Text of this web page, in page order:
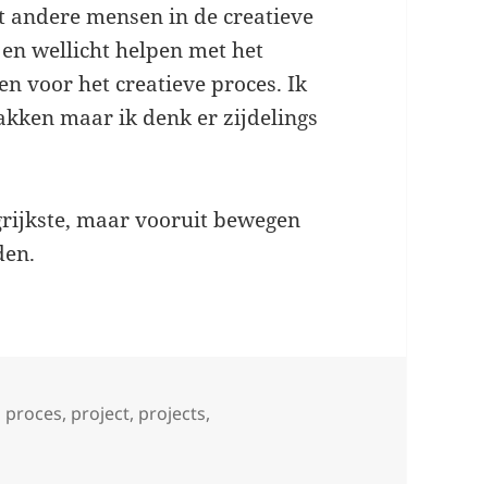
mensen in de creatieve
wellicht helpen met het
voor het creatieve proces. Ik
maar ik denk er zijdelings
maar vooruit bewegen
Tags
proces, project, projects,